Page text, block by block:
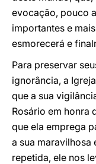
evocação, pouco
importantes e
esmorecerá e
Para preservar
ignorância, a
que a sua
Rosário em honra
que ela emprega
a sua
repetida, ele nos